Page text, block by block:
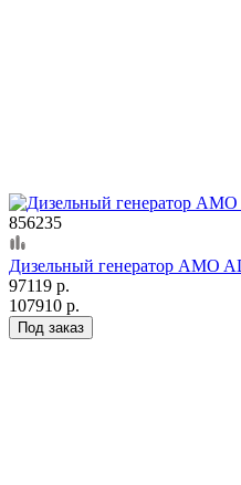
856235
Дизельный генератор AMO
97119 р.
107910 р.
Под заказ